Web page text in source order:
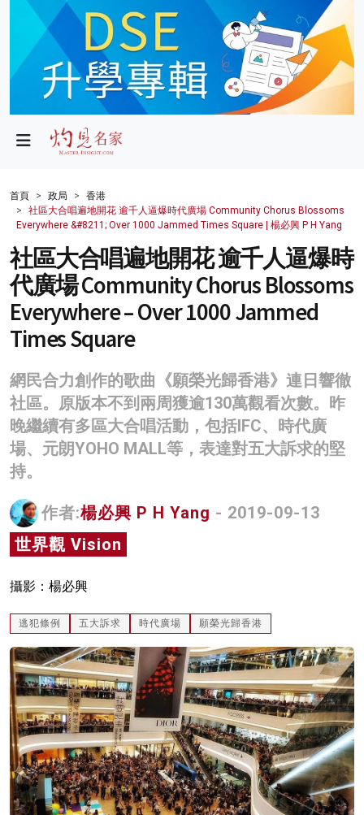
政局
財經
生活
健康
商業
科技
名家榜
灼見活動
關於我們
首頁 政局
香港
社區大合唱遍地開花 逾千人逼爆時代廣場 Community Chorus Blossoms
Everywhere &#8211; Over 1000 Jammed Times Square | 楊必興 P H Yang
社區大合唱遍地開花 逾千人逼爆時
代廣場 Community Chorus Blossoms
Everywhere – Over 1000 Jammed
Times Square
網民合力創作的歌曲《願榮光歸香港》連日響徹
社區。原版本不到兩周獲逾130萬觀看次數。昨
晚繼續有多區大合唱活動，包括IFC、時代廣
場、元朗YOHO MALL等，表達對五大訴求的堅
持。
作者:楊必興 P H Yang - 2019-09-13
世界觀 Vision
攝影：楊必興
逃犯條例 五大訴求 時代廣場 願榮光歸香港